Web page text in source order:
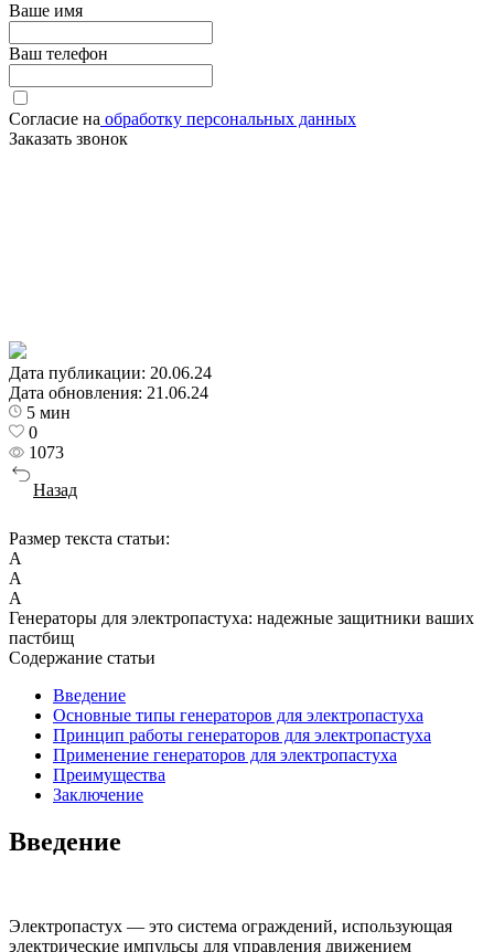
Ваше имя
Ваш телефон
Согласие на обработку персональных данных
Заказать звонок
Дата публикации: 20.06.24
Дата обновления: 21.06.24
5 мин
0
1073
Назад
Размер текста статьи:
А
А
А
Генераторы для электропастуха: надежные защитники ваших
пастбищ
Содержание статьи
Введение
Основные типы генераторов для электропастуха
Принцип работы генераторов для электропастуха
Применение генераторов для электропастуха
Преимущества
Заключение
Введение
Электропастух — это система ограждений, использующая
электрические импульсы для управления движением